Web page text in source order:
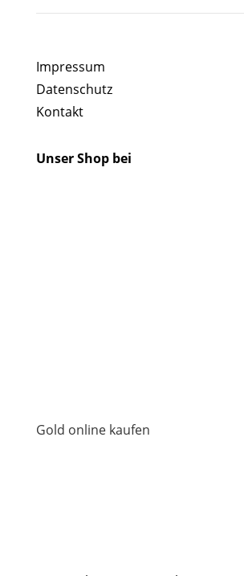
Impressum
Datenschutz
Kontakt
Unser Shop bei
Gold online kaufen